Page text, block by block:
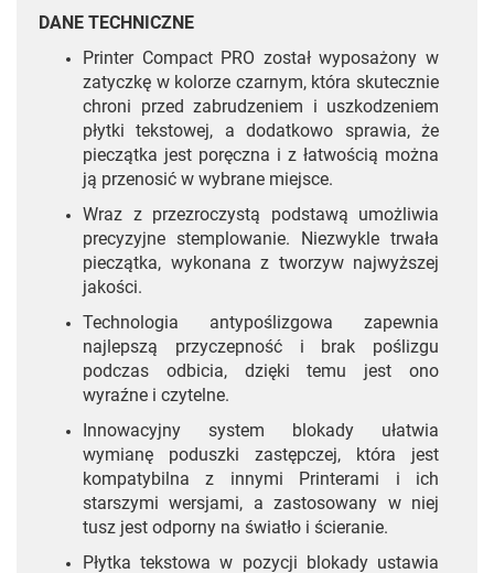
DANE TECHNICZNE
Printer Compact PRO został wyposażony w
zatyczkę w kolorze czarnym, która skutecznie
chroni przed zabrudzeniem i uszkodzeniem
płytki tekstowej, a dodatkowo sprawia, że
pieczątka jest poręczna i z łatwością można
ją przenosić w wybrane miejsce.
Wraz z przezroczystą podstawą umożliwia
precyzyjne stemplowanie. Niezwykle trwała
pieczątka, wykonana z tworzyw najwyższej
jakości.
Technologia antypoślizgowa zapewnia
najlepszą przyczepność i brak poślizgu
podczas odbicia, dzięki temu jest ono
wyraźne i czytelne.
Innowacyjny system blokady ułatwia
wymianę poduszki zastępczej, która jest
kompatybilna z innymi Printerami i ich
starszymi wersjami, a zastosowany w niej
tusz jest odporny na światło i ścieranie.
Płytka tekstowa w pozycji blokady ustawia